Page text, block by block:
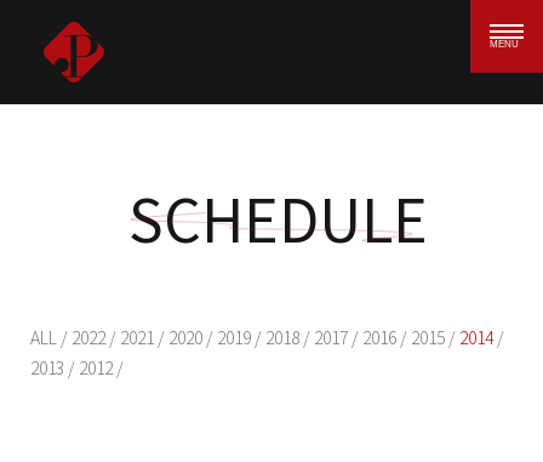
MENU
SCHEDULE
ALL / 2022/ 2021 / 2020 / 2019 / 2018 / 2017 / 2016 / 2015 / 2014/
2013 / 2012/